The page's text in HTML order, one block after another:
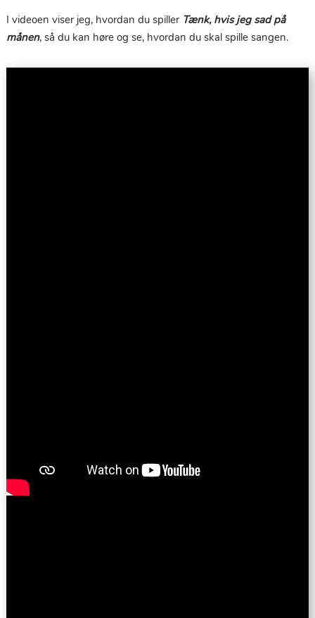
I videoen viser jeg, hvordan du spiller Tænk, hvis jeg sad på
månen, så du kan høre og se, hvordan du skal spille sangen.